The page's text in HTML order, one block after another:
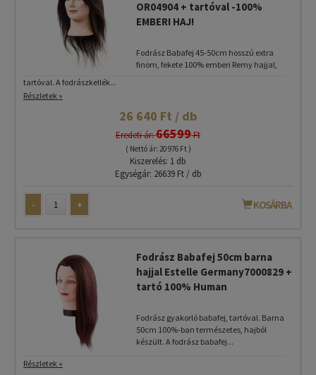
OR04904 + tartóval -100%
EMBERI HAJ!
Fodrász Babafej 45-50cm hosszú extra
finom, fekete 100% emberi Remy hajjal,
tartóval. A fodrászkellék...
Részletek »
26 640 Ft / db
Eredeti ár:66599Ft
( Nettó ár: 20 976 Ft )
Kiszerelés: 1 db
Egységár: 26639 Ft / db
- + KOSÁRBA
Fodrász Babafej 50cm barna
hajjal Estelle Germany7000829 +
tartó 100% Human
Fodrász gyakorló babafej, tartóval. Barna
50cm 100%-ban természetes, hajból
készült. A fodrász babafej...
Részletek »